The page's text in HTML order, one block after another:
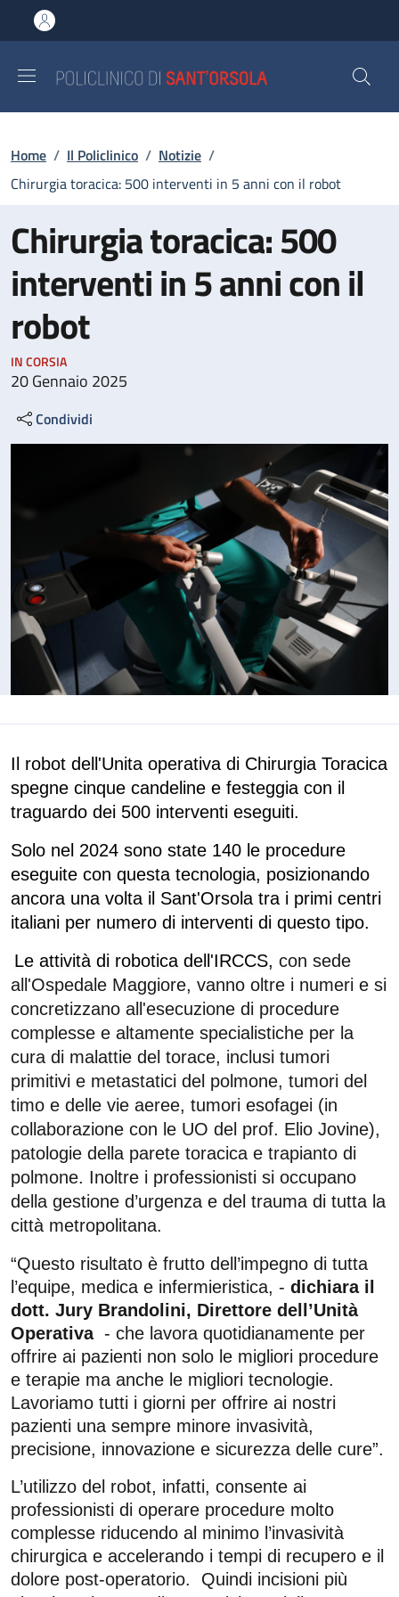
al contenuto principale
to footer content
Briciole di pane
Home / Il Policlinico / Notizie /
Chirurgia toracica: 500 interventi in 5 anni con il robot
Chirurgia toracica: 500
interventi in 5 anni con il
robot
IN CORSIA
20 Gennaio 2025
Condividi
Il robot dell'Unita operativa di Chirurgia Toracica
spegne cinque candeline e festeggia con il
traguardo dei 500 interventi eseguiti.
Solo nel 2024 sono state 140 le procedure
eseguite con questa tecnologia, posizionando
ancora una volta il Sant'Orsola tra i primi centri
italiani per numero di interventi di questo tipo.
Le attività di robotica dell'IRCCS, con sede
all'Ospedale Maggiore, vanno oltre i numeri e si
concretizzano all'esecuzione di procedure
complesse e altamente specialistiche per la
cura di malattie del torace, inclusi tumori
primitivi e metastatici del polmone, tumori del
timo e delle vie aeree, tumori esofagei (in
collaborazione con le UO del prof. Elio Jovine),
patologie della parete toracica e trapianto di
polmone. Inoltre i professionisti si occupano
della gestione d’urgenza e del trauma di tutta la
città metropolitana.
“Questo risultato è frutto dell’impegno di tutta
l’equipe, medica e infermieristica, - dichiara il
dott. Jury Brandolini, Direttore dell’Unità
Operativa - che lavora quotidianamente per
offrire ai pazienti non solo le migliori procedure
e terapie ma anche le migliori tecnologie.
Lavoriamo tutti i giorni per offrire ai nostri
pazienti una sempre minore invasività,
precisione, innovazione e sicurezza delle cure”.
L’utilizzo del robot, infatti, consente ai
professionisti di operare procedure molto
complesse riducendo al minimo l’invasività
chirurgica e accelerando i tempi di recupero e il
dolore post-operatorio. Quindi incisioni più